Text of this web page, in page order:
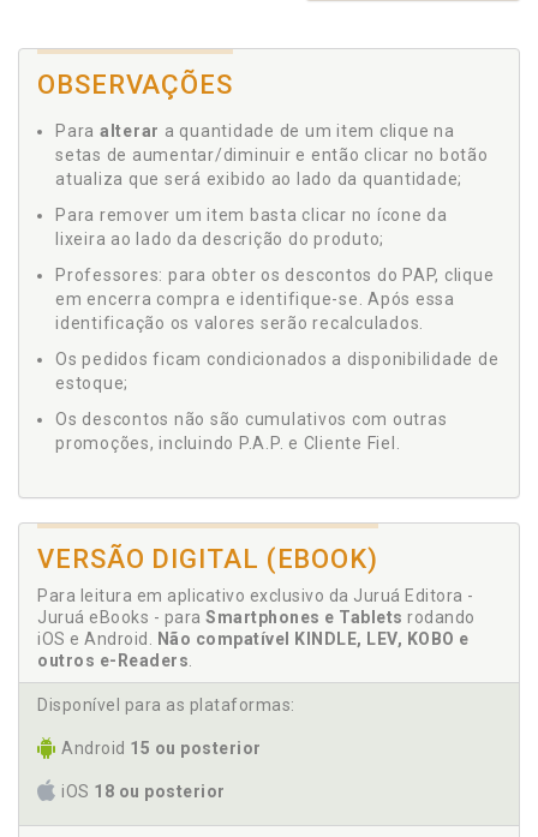
OBSERVAÇÕES
Para alterar a quantidade de um item clique na
setas de aumentar/diminuir e então clicar no botão
atualiza que será exibido ao lado da quantidade;
Para remover um item basta clicar no ícone da
lixeira ao lado da descrição do produto;
Professores: para obter os descontos do PAP, clique
em encerra compra e identifique-se. Após essa
identificação os valores serão recalculados.
Os pedidos ficam condicionados a disponibilidade de
estoque;
Os descontos não são cumulativos com outras
promoções, incluindo P.A.P. e Cliente Fiel.
VERSÃO DIGITAL (EBOOK)
Para leitura em aplicativo exclusivo da Juruá Editora -
Juruá eBooks - para Smartphones e Tablets rodando
iOS e Android.
Não compatível KINDLE, LEV, KOBO e
outros e-Readers
Disponível para as plataformas:
Android 15 ou posterior
iOS 18 ou posterior